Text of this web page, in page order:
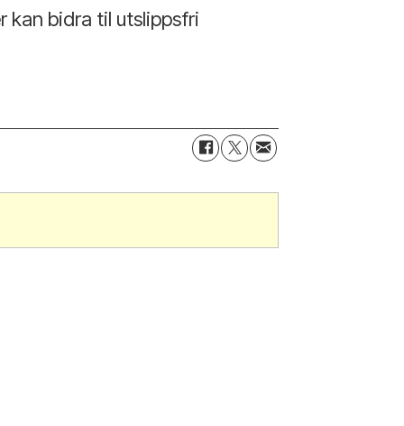
kan bidra til utslippsfri